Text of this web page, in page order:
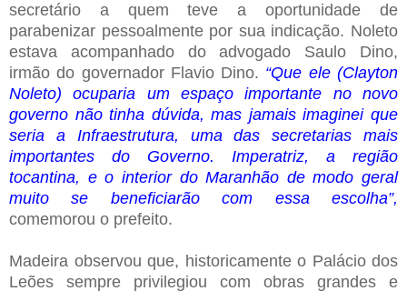
secretário a quem teve a oportunidade de
parabenizar pessoalmente por sua indicação. Noleto
estava acompanhado do advogado Saulo Dino,
irmão do governador Flavio Dino. “Que ele (Clayton
Noleto) ocuparia um espaço importante no novo
governo não tinha dúvida, mas jamais imaginei que
seria a Infraestrutura, uma das secretarias mais
importantes do Governo. Imperatriz, a região
tocantina, e o interior do Maranhão de modo geral
muito se beneficiarão com essa escolha”,
comemorou o prefeito.
Madeira observou que, historicamente o Palácio dos
Leões sempre privilegiou com obras grandes e